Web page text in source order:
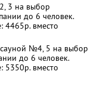
3 на выбор
до 6 человек.
4465р. вместо
№4, 5 на выбор
до 6 человек.
5350р. вместо